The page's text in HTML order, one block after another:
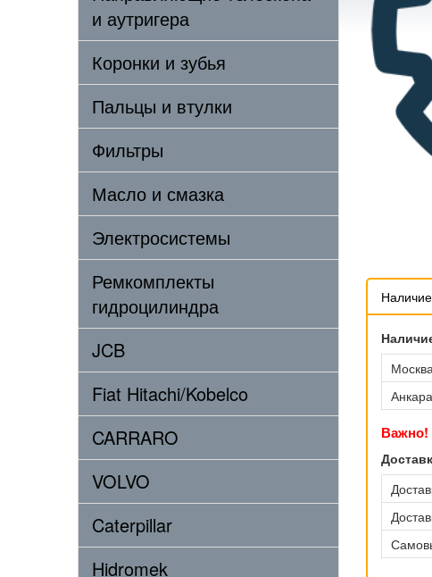
и аутригера
Коронки и зубья
Пальцы и втулки
Фильтры
Масло и смазка
Электросистемы
Ремкомплекты
гидроцилиндра
JCB
Fiat Hitachi/Kobelco
CARRARO
VOLVO
Caterpillar
Hidromek
Важно!